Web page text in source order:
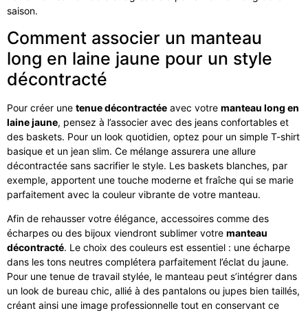
saison.
Comment associer un manteau
long en laine jaune pour un style
décontracté
Pour créer une tenue décontractée avec votre manteau long en
laine jaune, pensez à l’associer avec des jeans confortables et
des baskets. Pour un look quotidien, optez pour un simple T-shirt
basique et un jean slim. Ce mélange assurera une allure
décontractée sans sacrifier le style. Les baskets blanches, par
exemple, apportent une touche moderne et fraîche qui se marie
parfaitement avec la couleur vibrante de votre manteau.
Afin de rehausser votre élégance, accessoires comme des
écharpes ou des bijoux viendront sublimer votre manteau
décontracté. Le choix des couleurs est essentiel : une écharpe
dans les tons neutres complétera parfaitement l’éclat du jaune.
Pour une tenue de travail stylée, le manteau peut s’intégrer dans
un look de bureau chic, allié à des pantalons ou jupes bien taillés,
créant ainsi une image professionnelle tout en conservant ce